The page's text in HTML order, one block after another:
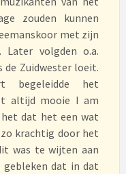
zouden kunnen
met zijn
Later volgden o.a.
de Zuidwester loeit.
begeleidde het
altijd mooie I am
dat het een wat
krachtig door het
was te wijten aan
dat in dat